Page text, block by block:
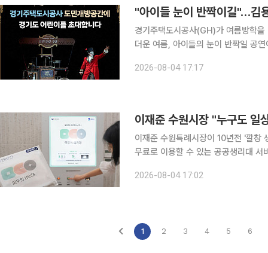
경기주택도시공사(GH)가 여름방학
더운 여름, 아이들의 눈이 반짝일 공연이 GH 본사
초대해 마리오네트 인형극 '낭만유랑
2026-08-04 17:17
이재준 수원시장 "누구도
이재준 수원특례시장이 10년전 '깔창
무료로 이용할 수 있는 공공생리대 서비스가 수원
2026-08-04 17:02
1 2 3 4 5 6